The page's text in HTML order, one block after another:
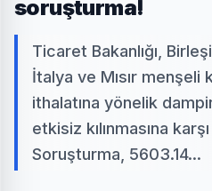
soruşturma!
Ticaret Bakanlığı,
İtalya ve Mısır menşeli
ithalatına yönelik
etkisiz kılınmasına
Soruşturma, 5603.14...